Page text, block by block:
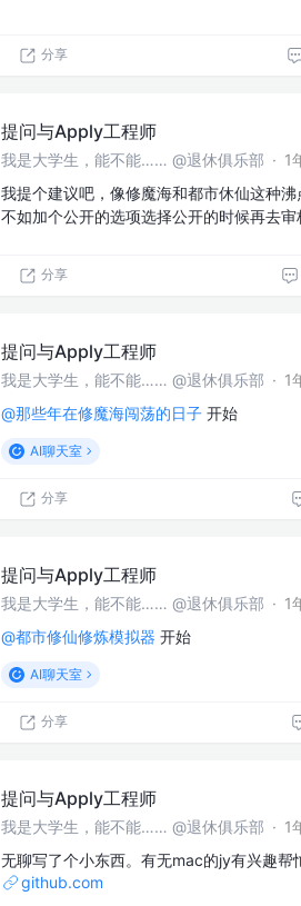
分享
提问与Apply工程师
我是大学生，能不能…… @退休俱乐部 · 1
我提个建议吧，像修魔海和都市休仙这种
不如加个公开的选项选择公开的时候再去审
分享
提问与Apply工程师
我是大学生，能不能…… @退休俱乐部 · 1
@那些年在修魔海闯荡的日子 开始
AI聊天室
分享
提问与Apply工程师
我是大学生，能不能…… @退休俱乐部 · 1
@都市修仙修炼模拟器 开始
AI聊天室
分享
提问与Apply工程师
我是大学生，能不能…… @退休俱乐部 · 1
无聊写了个小东西。有无mac的jy有兴趣帮
github.com